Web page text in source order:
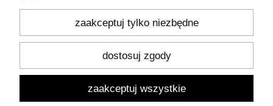
Kontakt
+48 660 808 853
Pon.-Pt. 9:00-17:00
Sob. 10:00-12:00
shop@idealbodylight.com.pl
Oświetlenie wewnętrzne i zewnętrzne - IBL | Wałbrzyska 11/184,
zaakceptuj tylko niezbędne
dostosuj zgody
zaakceptuj wszystkie